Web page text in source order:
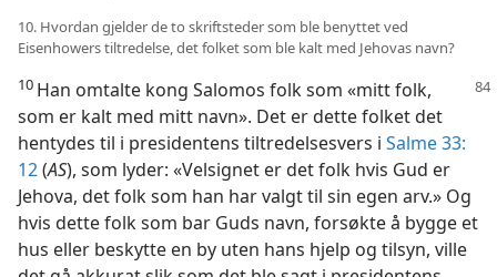
10. Hvordan gjelder de to skriftsteder som ble benyttet ved
Eisenhowers tiltredelse, det folket som ble kalt med Jehovas navn?
10 Han omtalte kong Salomos folk som «mitt folk,
som er kalt med mitt navn». Det er dette folket det
hentydes til i presidentens tiltredelsesvers i Salme 33:
12(AS), som lyder: «Velsignet er det folk hvis Gud er
Jehova, det folk som han har valgt til sin egen arv.» Og
hvis dette folk som bar Guds navn, forsøkte å bygge et
hus eller beskytte en by uten hans hjelp og tilsyn, ville